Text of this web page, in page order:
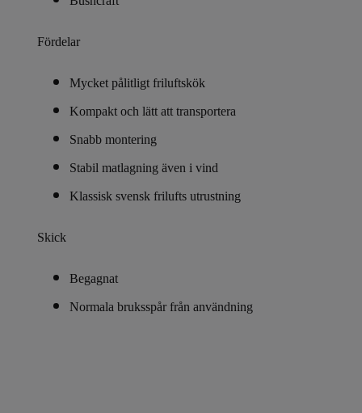
Fördelar
Mycket pålitligt friluftskök
Kompakt och lätt att transportera
Snabb montering
Stabil matlagning även i vind
Klassisk svensk frilufts utrustning
Skick
Begagnat
Normala bruksspår från användning